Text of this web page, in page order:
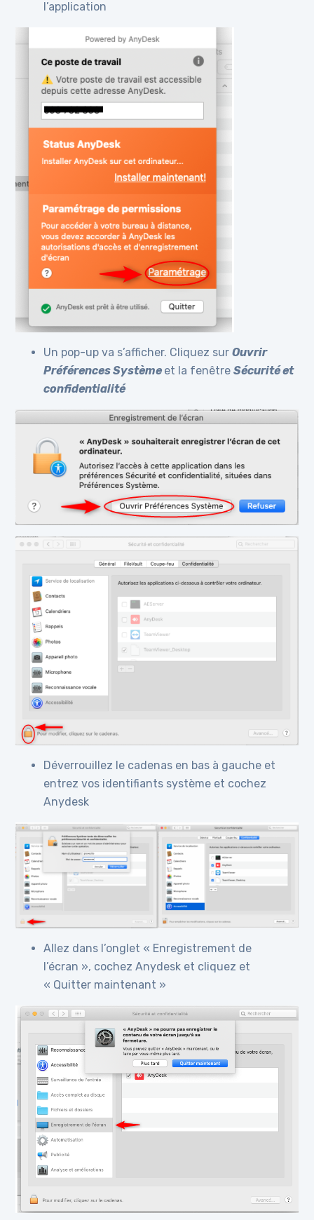
l’application
Un pop-up va s’afficher. Cliquez surOuvrir
Préférences Système et la fenêtreSécurité et
confidentialité
Déverrouillez le cadenas en bas à gauche et
entrez vos identifiants système et cochez
Anydesk
Allez dans l’onglet « Enregistrement de
l’écran », cochez Anydesk et cliquez et
« Quitter maintenant »